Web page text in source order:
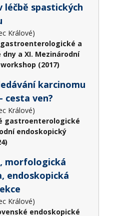
léčbě spastických
Králové)
gastroenterologické a
a XI. Mezinárodní
(2017)
karcinomu
cesta ven?
Králové)
gastroenterologické
endoskopický
morfologická
endoskopická
Králové)
endoskopické